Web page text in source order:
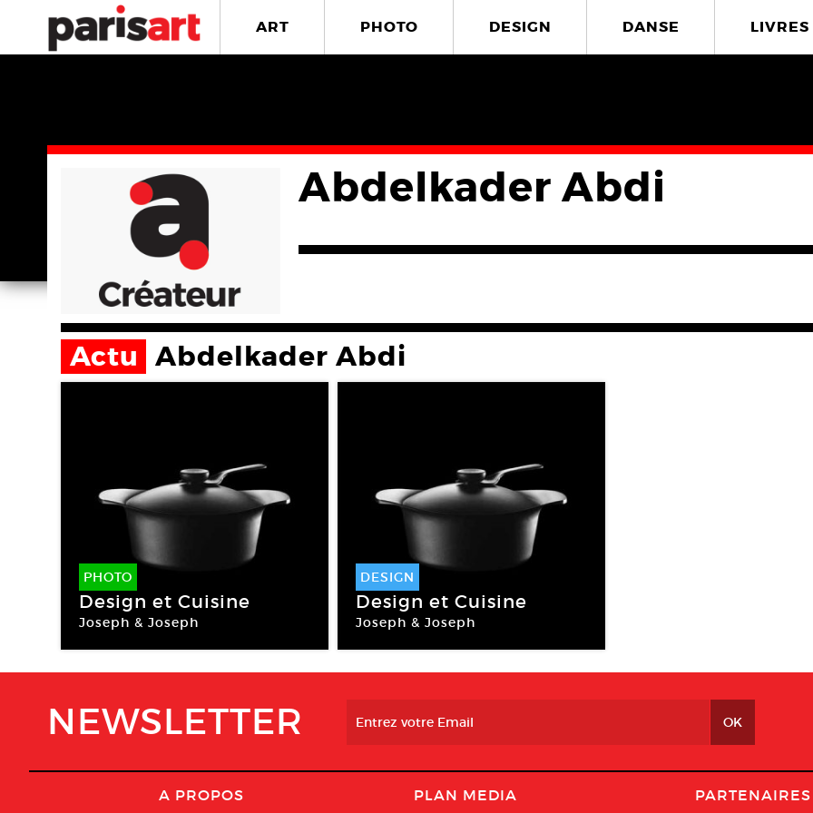
ART PHOTO DESIGN DANSE LIVRES
Abdelkader Abdi
Actu Abdelkader Abdi
PHOTO
Design et Cuisine
Joseph & Joseph
DESIGN
Design et Cuisine
Joseph & Joseph
NEWSLETTER
A PROPOS PLAN MEDIA PARTENAIRES